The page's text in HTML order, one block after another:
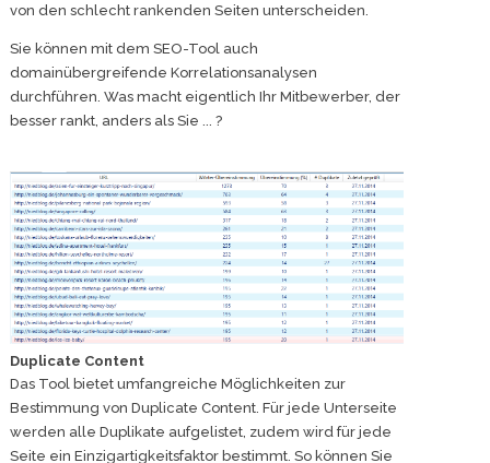
von den schlecht rankenden Seiten unterscheiden.
Sie können mit dem SEO-Tool auch
domainübergreifende Korrelationsanalysen
durchführen. Was macht eigentlich Ihr Mitbewerber, der
besser rankt, anders als Sie ... ?
Duplicate Content
Das Tool bietet umfangreiche Möglichkeiten zur
Bestimmung von Duplicate Content. Für jede Unterseite
werden alle Duplikate aufgelistet, zudem wird für jede
Seite ein Einzigartigkeitsfaktor bestimmt. So können Sie